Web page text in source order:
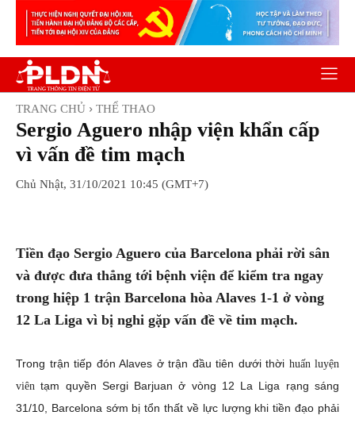
TRANG CHỦ THỂ THAO
Sergio Aguero nhập viện khẩn cấp
vì vấn đề tim mạch
Chủ Nhật, 31/10/2021 10:45 (GMT+7)
Tiền đạo Sergio Aguero của Barcelona phải rời sân
và được đưa thẳng tới bệnh viện để kiểm tra ngay
trong hiệp 1 trận Barcelona hòa Alaves 1-1 ở vòng
12 La Liga vì bị nghi gặp vấn đề về tim mạch.
Trong trận tiếp đón Alaves ở trận đầu tiên dưới thời huấn luyện
viêntạm quyền Sergi Barjuan ở vòng 12 La Liga rạng sáng
31/10, Barcelona sớm bị tổn thất về lực lượng khi tiền đạo phải